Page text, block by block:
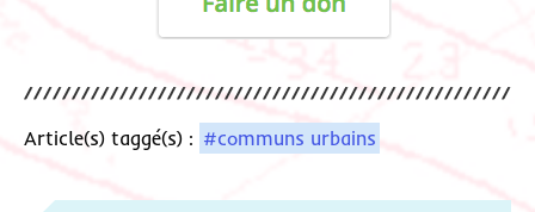
Article(s) taggé(s) : #communs urbains